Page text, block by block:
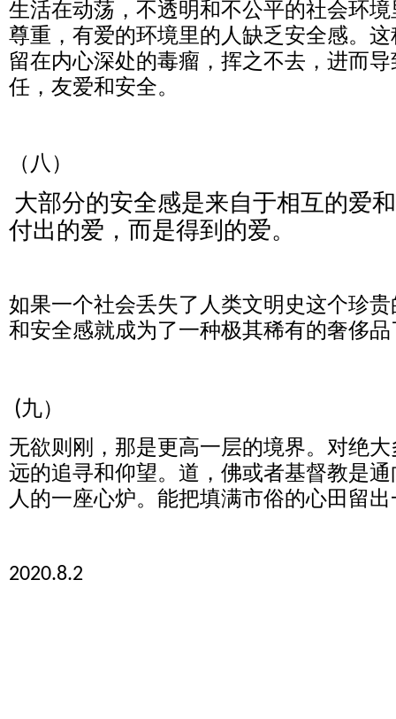
生活在动荡，不透明和不公平的社会环
尊重，有爱的环境里的人缺乏安全感。
留在内心深处的毒瘤，挥之不去，进而
任，友爱和安全。
（八）
大部分的安全感是来自于相互的爱
付出的爱，而是得到的爱。
如果一个社会丢失了人类文明史这个珍
和安全感就成为了一种极其稀有的奢侈品
(九）
无欲则刚，那是更高一层的境界。对绝
远的追寻和仰望。道，佛或者基督教是
人的一座心炉。能把填满市俗的心田留
2020.8.2